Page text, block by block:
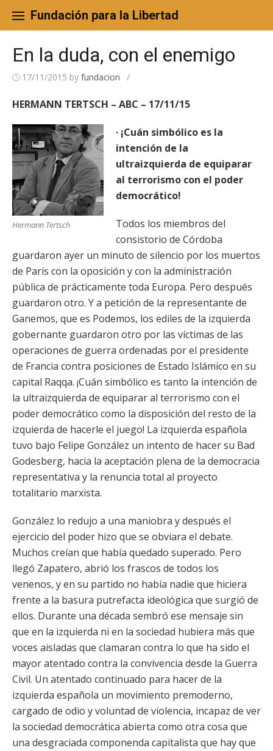
content
Fundación para la Libertad
En la duda, con el enemigo
17/11/2015 by fundacion /
HERMANN TERTSCH – ABC – 17/11/15
Hermann Tertsch
· ¡Cuán simbólico es la
intención de la
ultraizquierda de equiparar
al terrorismo con el poder
democrático!
Todos los miembros del
consistorio de Córdoba
guardaron ayer un minuto de silencio por los muertos
de París con la oposición y con la administración
pública de prácticamente toda Europa. Pero después
guardaron otro. Y a petición de la representante de
Ganemos, que es Podemos, los ediles de la izquierda
gobernante guardaron otro por las víctimas de las
operaciones de guerra ordenadas por el presidente
de Francia contra posiciones de Estado Islámico en su
capital Raqqa. ¡Cuán simbólico es tanto la intención de
la ultraizquierda de equiparar al terrorismo con el
poder democrático como la disposición del resto de la
izquierda de hacerle el juego! La izquierda española
tuvo bajo Felipe González un intento de hacer su Bad
Godesberg, hacia la aceptación plena de la democracia
representativa y la renuncia total al proyecto
totalitario marxista.
González lo redujo a una maniobra y después el
ejercicio del poder hizo que se obviara el debate.
Muchos creían que había quedado superado. Pero
llegó Zapatero, abrió los frascos de todos los
venenos, y en su partido no había nadie que hiciera
frente a la basura putrefacta ideológica que surgió de
ellos. Durante una década sembró ese mensaje sin
que en la izquierda ni en la sociedad hubiera más que
voces aisladas que clamaran contra lo que ha sido el
mayor atentado contra la convivencia desde la Guerra
Civil. Un atentado continuado para hacer de la
izquierda española un movimiento premoderno,
cargado de odio y voluntad de violencia, incapaz de ver
la sociedad democrática abierta como otra cosa que
una desgraciada componenda capitalista que hay que